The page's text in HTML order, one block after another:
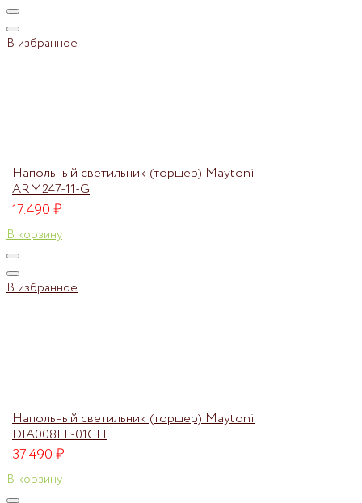
В избранное
Напольный светильник (торшер) Maytoni
ARM247-11-G
17.490₽
В корзину
В избранное
Напольный светильник (торшер) Maytoni
DIA008FL-01CH
37.490₽
В корзину